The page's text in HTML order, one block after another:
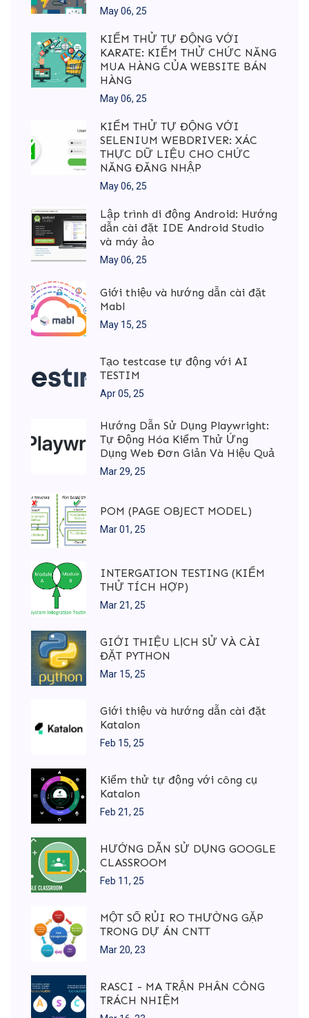
May 06, 25
KIỂM THỬ TỰ ĐỘNG VỚI
KARATE: KIỂM THỬ CHỨC NĂNG
MUA HÀNG CỦA WEBSITE BÁN
HÀNG
May 06, 25
KIỂM THỬ TỰ ĐỘNG VỚI
SELENIUM WEBDRIVER: XÁC
THỰC DỮ LIỆU CHO CHỨC
NĂNG ĐĂNG NHẬP
May 06, 25
Lập trình di động Android: Hướng
dẫn cài đặt IDE Android Studio
và máy ảo
May 06, 25
Giới thiệu và hướng dẫn cài đặt
Mabl
May 15, 25
Tạo testcase tự động với AI
TESTIM
Apr 05, 25
Hướng Dẫn Sử Dụng Playwright:
Tự Động Hóa Kiểm Thử Ứng
Dụng Web Đơn Giản Và Hiệu Quả
Mar 29, 25
POM (PAGE OBJECT MODEL)
Mar 01, 25
INTERGATION TESTING (KIỂM
THỬ TÍCH HỢP)
Mar 21, 25
GIỚI THIỆU LỊCH SỬ VÀ CÀI
ĐẶT PYTHON
Mar 15, 25
Giới thiệu và hướng dẫn cài đặt
Katalon
Feb 15, 25
Kiểm thử tự động với công cụ
Katalon
Feb 21, 25
HƯỚNG DẪN SỬ DỤNG GOOGLE
CLASSROOM
Feb 11, 25
MỘT SỐ RỦI RO THƯỜNG GẶP
TRONG DỰ ÁN CNTT
Mar 20, 23
RASCI - MA TRẬN PHÂN CÔNG
TRÁCH NHIỆM